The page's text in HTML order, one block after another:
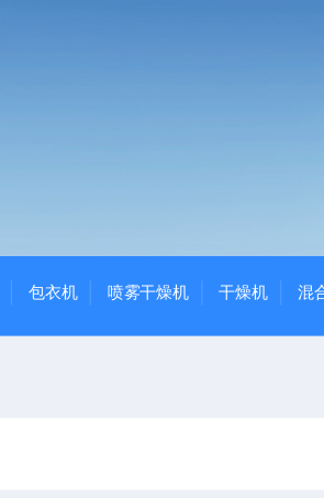
包衣机 喷雾干燥机 干燥机 混